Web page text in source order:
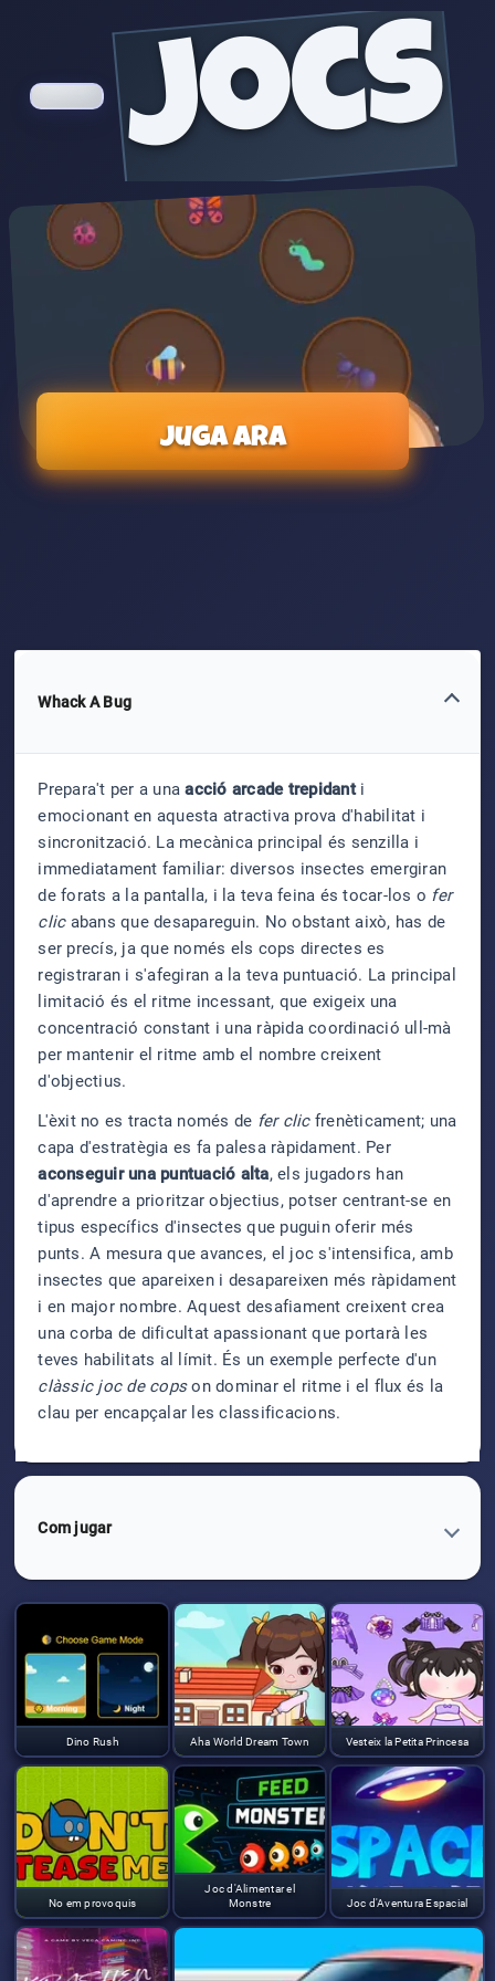
jocs
Juga ara
Whack A Bug
Prepara't per a unaacció arcade trepidanti
emocionant en aquesta atractiva prova d'habilitat i
sincronització. La mecànica principal és senzilla i
immediatament familiar: diversos insectes emergiran
de forats a la pantalla, i la teva feina és tocar-los o fer
clicabans que desapareguin. No obstant això, has de
ser precís, ja que només els cops directes es
registraran i s'afegiran a la teva puntuació. La principal
limitació és el ritme incessant, que exigeix una
concentració constant i una ràpida coordinació ull-mà
per mantenir el ritme amb el nombre creixent
d'objectius.
L'èxit no es tracta només de fer clicfrenèticament; una
capa d'estratègia es fa palesa ràpidament. Per
aconseguir una puntuació alta, els jugadors han
d'aprendre a prioritzar objectius, potser centrant-se en
tipus específics d'insectes que puguin oferir més
punts. A mesura que avances, el joc s'intensifica, amb
insectes que apareixen i desapareixen més ràpidament
i en major nombre. Aquest desafiament creixent crea
una corba de dificultat apassionant que portarà les
teves habilitats al límit. És un exemple perfecte d'un
clàssic joc de copson dominar el ritme i el flux és la
clau per encapçalar les classificacions.
Com jugar
Dino Rush Aha World Dream Town Vesteix la Petita Princesa
No em provoquis
Joc d'Alimentar el
Monstre
Joc d'Aventura Espacial